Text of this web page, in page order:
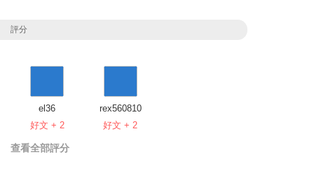
評分
el36
好文 + 2
rex560810
好文 + 2
查看全部評分